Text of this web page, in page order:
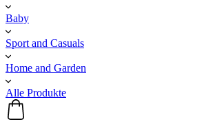
Baby
Sport and Casuals
Home and Garden
Alle Produkte